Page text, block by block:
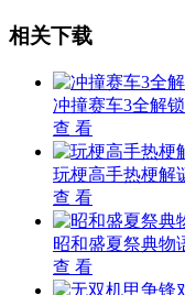
相关下载
冲撞赛车3全解
查 看
玩梗高手热梗解
查 看
昭和盛夏祭典物
查 看